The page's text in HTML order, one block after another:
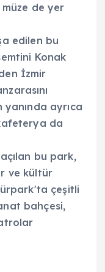
de yer
edilen bu
Konak
İzmir
ayrıca
da
açılan bu park,
ve kültür
çeşitli
bahçesi,